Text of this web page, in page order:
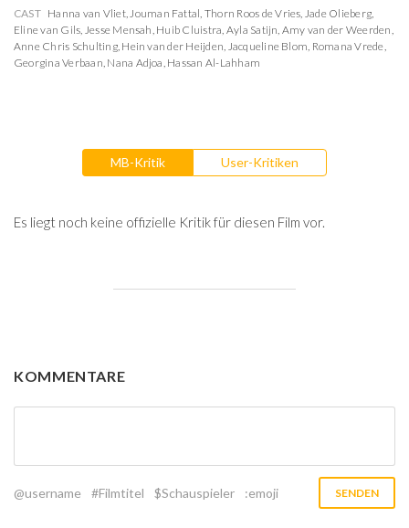
CAST Hanna van Vliet,Jouman Fattal, Thorn Roos de Vries, Jade Olieberg,
Eline van Gils, Jesse Mensah, Huib Cluistra, Ayla Satijn, Amy van der Weerden,
Anne Chris Schulting, Hein van der Heijden, Jacqueline Blom, Romana Vrede,
Georgina Verbaan, Nana Adjoa, Hassan Al-Lahham
MB-Kritik User-Kritiken
Es liegt noch keine offizielle Kritik für diesen Film vor.
KOMMENTARE
@username #Filmtitel $Schauspieler :emoji